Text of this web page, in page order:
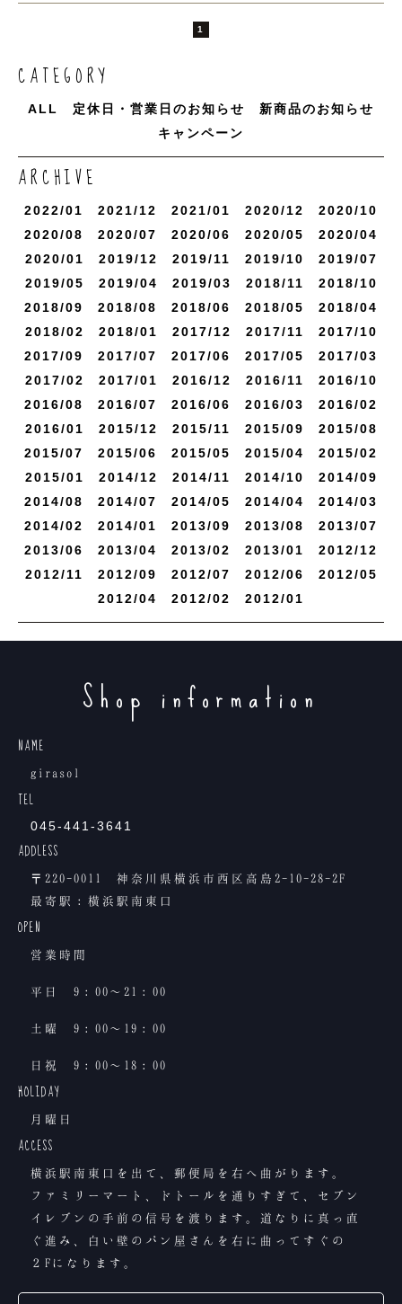
1
CATEGORY
ALL 定休日・営業日のお知らせ
新商品のお知らせ
キャンペーン
ARCHIVE
2022/ 1 2021/12 2021/ 1 2020/12 2020/10
2020/
8 2020/ 7 2020/ 6 2020/ 5 2020/
4
2020/
1 2019/12 2019/11 2019/10 2019/
7
2019/
5 2019/ 4 2019/ 3 2018/11 2018/10
2018/
9 2018/ 8 2018/ 6 2018/ 5 2018/
4
2018/
2 2018/ 1 2017/12 2017/11 2017/10
2017/
9 2017/ 7 2017/ 6 2017/ 5 2017/
3
2017/
2 2017/ 1 2016/12 2016/11 2016/10
2016/
8 2016/ 7 2016/ 6 2016/ 3 2016/
2
2016/
1 2015/12 2015/11 2015/ 9 2015/
8
2015/
7 2015/ 6 2015/ 5 2015/ 4 2015/
2
2015/
1 2014/12 2014/11 2014/10 2014/
9
2014/
8 2014/ 7 2014/ 5 2014/ 4 2014/
3
2014/
2 2014/ 1 2013/ 9 2013/ 8 2013/
7
2013/
6 2013/ 4 2013/ 2 2013/ 1 2012/12
2012/11 2012/ 9 2012/ 7 2012/ 6 2012/
5
2012/
4 2012/ 2 2012/ 1
Shop information
NAME
girasol
TEL
045-441-3641
ADDLESS
〒220-0011 神奈川県横浜市西区高島2-10-28-2F
最寄駅：横浜駅南東口
OPEN
営業時間
平日 9：00〜21：00
土曜 9：00〜19：00
日祝 9：00〜18：00
HOLIDAY
月曜日
ACCESS
横浜駅南東口を出て、郵便局を右へ曲がります。
ファミリーマート、ドトールを通りすぎて、セブン
イレブンの手前の信号を渡ります。道なりに真っ直
ぐ進み、白い壁のパン屋さんを右に曲ってすぐの
２Fになります。